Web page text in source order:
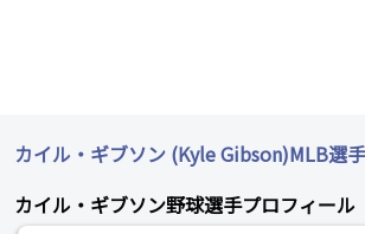
カイル・ギブソン (Kyle Gibson)MLB選
カイル・ギブソン野球選手プロフィール